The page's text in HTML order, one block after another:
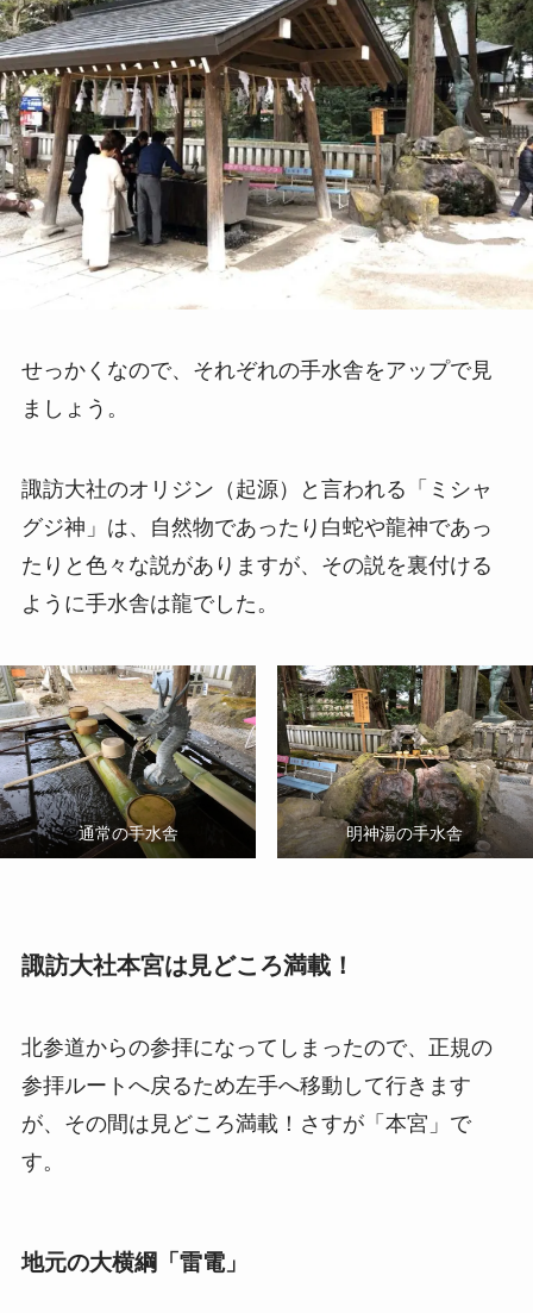
せっかくなので、それぞれの手水舎をアップで見
ましょう。
諏訪大社のオリジン（起源）と言われる「ミシャ
グジ神」は、自然物であったり白蛇や龍神であっ
たりと色々な説がありますが、その説を裏付ける
ように手水舎は龍でした。
通常の手水舎 明神湯の手水舎
諏訪大社本宮は見どころ満載！
北参道からの参拝になってしまったので、正規の
参拝ルートへ戻るため左手へ移動して行きます
が、その間は見どころ満載！さすが「本宮」で
す。
地元の大横綱「雷電」